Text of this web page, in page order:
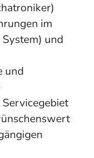
im
und
und